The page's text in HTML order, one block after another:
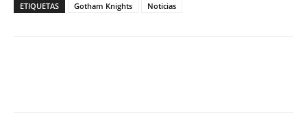
ETIQUETAS Gotham Knights Noticias